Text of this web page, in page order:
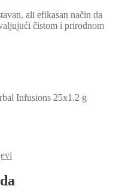
ali efikasan način da
čistom i prirodnom
Infusions 25x1.2 g